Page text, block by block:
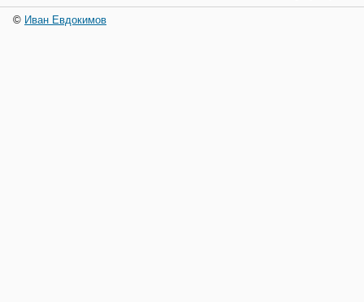
© Иван Евдокимов